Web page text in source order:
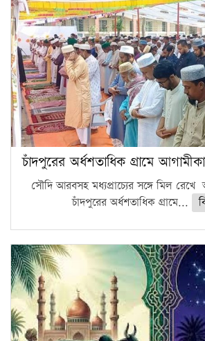
চাঁদপুরের অর্ধশতাধিক গ্রামে
সৌদি আরবসহ মধ্যপ্রাচ্যের সঙ্গে মিল
চাঁদপুরের অর্ধশতাধিক গ্রামে...